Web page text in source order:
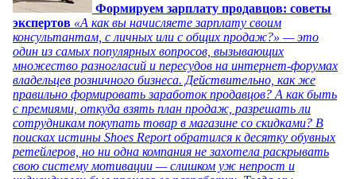
Формируем зарплату продавцов: советы
экспертов «А как вы начисляете зарплату своим
консультантам, с личных или с общих продаж?» — это
один из самых популярных вопросов, вызывающих
множество разногласий и пересудов на интернет-форумах
владельцев розничного бизнеса. Действительно, как же
правильно формировать заработок продавцов? А как быть
с премиями, откуда взять план продаж, разрешать ли
сотрудникам покупать товар в магазине со скидками? В
поисках истины Shoes Report обратился к десятку обувных
ретейлеров, но ни одна компания не захотела раскрывать
свою систему мотивации — слишком уж непрост и